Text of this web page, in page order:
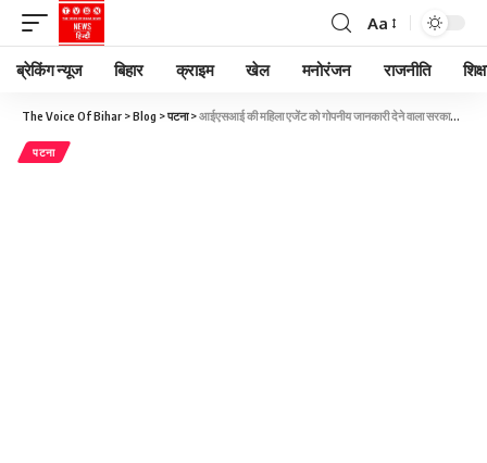
Aa
ब्रेकिंग न्यूज बिहार क्राइम खेल मनोरंजन राजनीति
The Voice Of Bihar >Blog >पटना>आईएसआई की महिला एजेंट को गोपनीय जानकारी देने वाला सरकारी लिपिक मुजफ्फरपुर से गिरफ्तार
पटना